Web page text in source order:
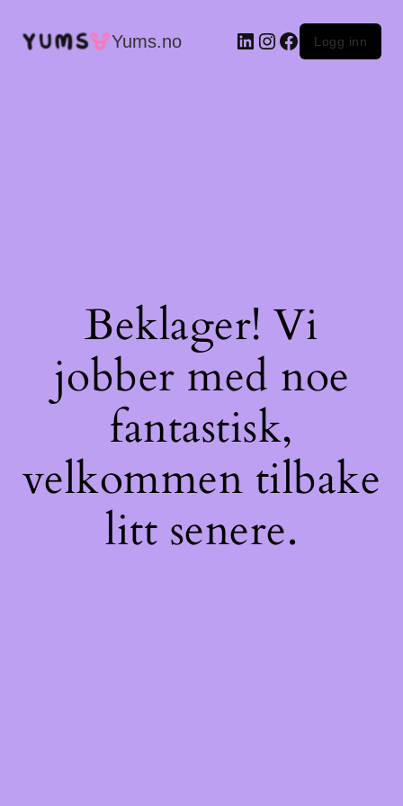
Yums.no LinkedIn
Instagram
Facebook
Logg inn
Beklager! Vi
jobber med noe
fantastisk,
velkommen tilbake
litt senere.